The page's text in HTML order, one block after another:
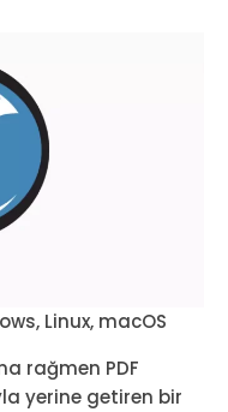
Linux, macOS
rağmen PDF
yerine getiren bir